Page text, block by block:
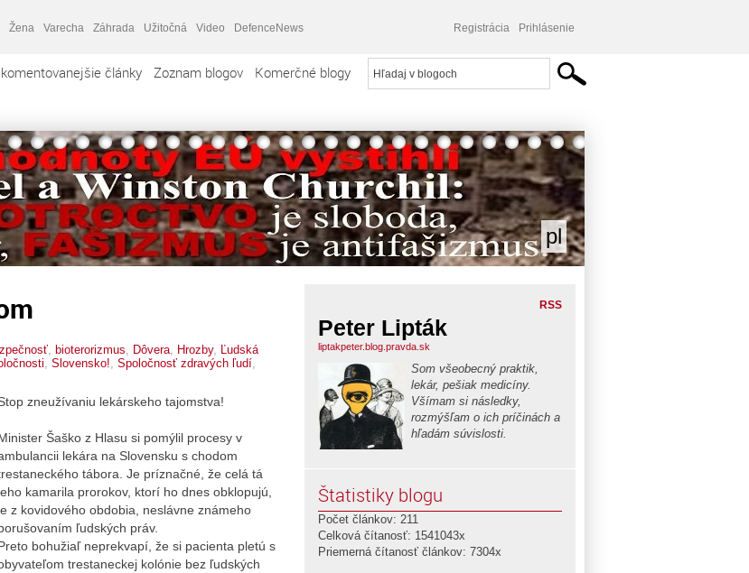
Žena Varecha Záhrada Užitočná Video DefenceNews Registrácia Prihlásenie
články Zoznam blogov Komerčné blogy
pl
bioterorizmus Dôvera Hrozby, Ľudská
Slovensko! Spoločnosť zdravých ľudí
zneužívaniu lekárskeho tajomstva!
Šaško z Hlasu si pomýlil procesy v
lekára na Slovensku s chodom
tábora. Je príznačné, že celá tá
kamarila prorokov, ktorí ho dnes obklopujú,
z kovidového obdobia, neslávne známeho
ľudských práv.
bohužiaľ neprekvapí, že si pacienta pletú s
trestaneckej kolónie bez ľudských
RSS
Peter Lipták
liptakpeter.blog.pravda.sk
Som všeobecný praktik,
lekár, pešiak medicíny.
Všímam si následky,
rozmýšľam o ich príčinách a
hľadám súvislosti.
Štatistiky blogu
Počet článkov: 211
Celková čítanosť: 1541043x
Priemerná čítanosť článkov: 7304x